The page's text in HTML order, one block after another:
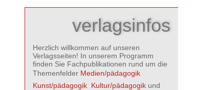
verlagsinfos
Herzlich willkommen auf unseren
Verlagsseiten! In unserem Programm
finden Sie Fachpublikationen rund um die
Themenfelder Medien/pädagogik
Kunst/pädagogik Kultur/pädagogik und